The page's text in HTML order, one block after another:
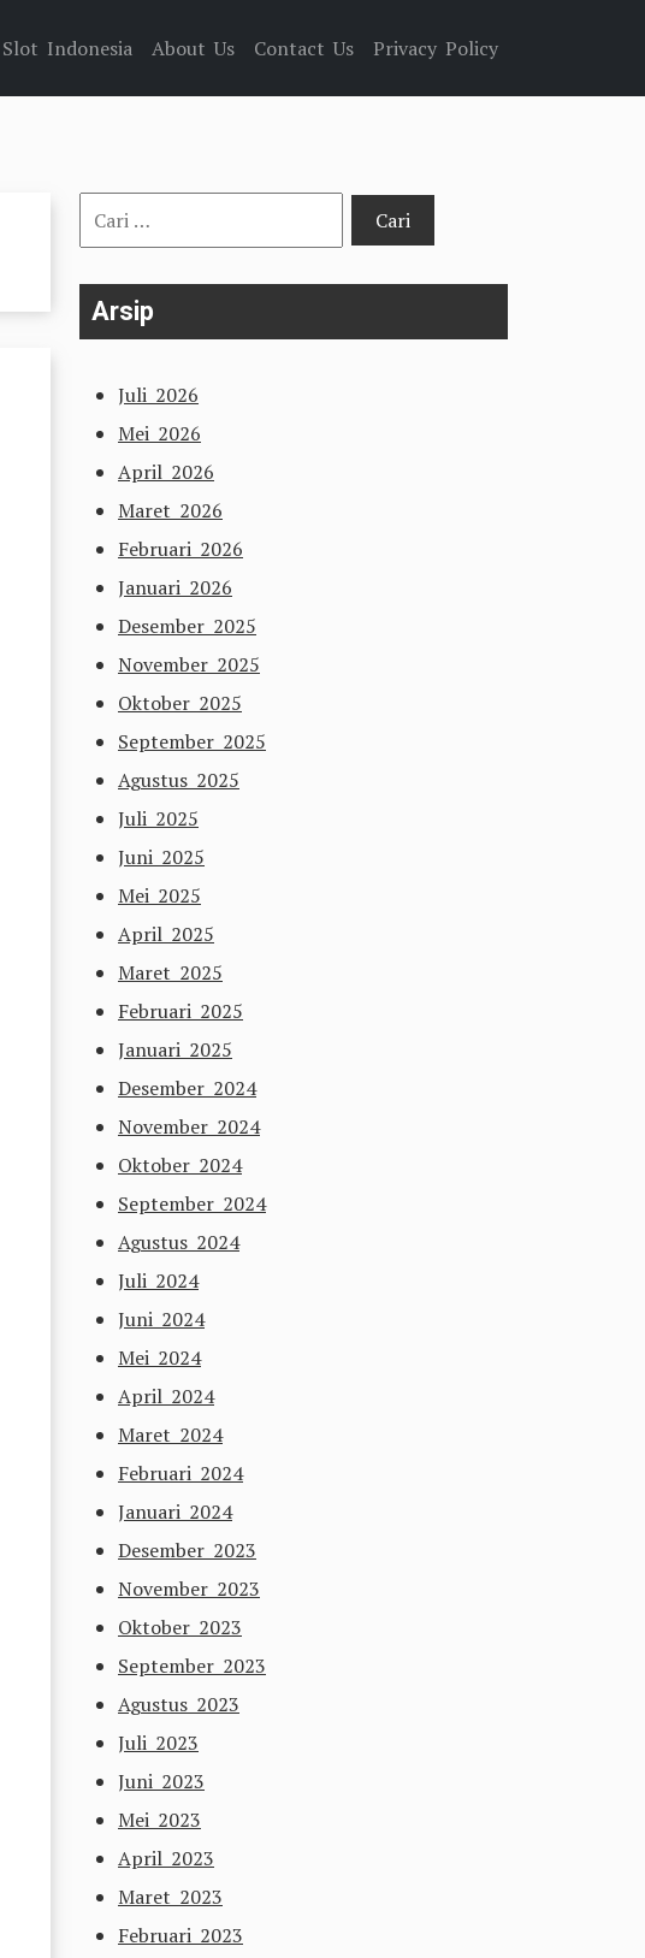
Slot Indonesia About Us Contact Us Privacy Policy
Cari
untuk:
Arsip
Juli 2026
Mei 2026
April 2026
Maret 2026
Februari 2026
Januari 2026
Desember 2025
November 2025
Oktober 2025
September 2025
Agustus 2025
Juli 2025
Juni 2025
Mei 2025
April 2025
Maret 2025
Februari 2025
Januari 2025
Desember 2024
November 2024
Oktober 2024
September 2024
Agustus 2024
Juli 2024
Juni 2024
Mei 2024
April 2024
Maret 2024
Februari 2024
Januari 2024
Desember 2023
November 2023
Oktober 2023
September 2023
Agustus 2023
Juli 2023
Juni 2023
Mei 2023
April 2023
Maret 2023
Februari 2023